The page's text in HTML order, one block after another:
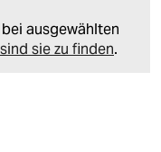
ausgewählten
sie zu finden.